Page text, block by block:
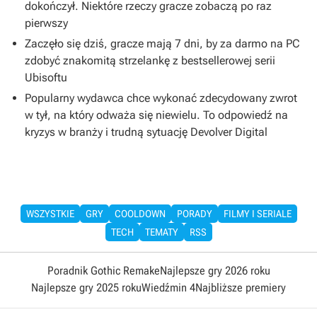
dokończył. Niektóre rzeczy gracze zobaczą po raz
pierwszy
Zaczęło się dziś, gracze mają 7 dni, by za darmo na PC
zdobyć znakomitą strzelankę z bestsellerowej serii
Ubisoftu
Popularny wydawca chce wykonać zdecydowany zwrot
w tył, na który odważa się niewielu. To odpowiedź na
kryzys w branży i trudną sytuację Devolver Digital
WSZYSTKIE GRY COOLDOWN PORADY
FILMY I SERIALE
TECH
TEMATY RSS
Poradnik Gothic RemakeNajlepsze gry 2026 roku
Najlepsze gry 2025 rokuWiedźmin 4Najbliższe premiery